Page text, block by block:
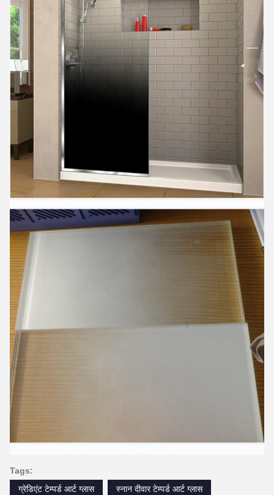
Tags:
ग्रेडिएंट टेम्पर्ड आर्ट ग्लास
स्नान दीवार टेम्पर्ड आर्ट ग्लास